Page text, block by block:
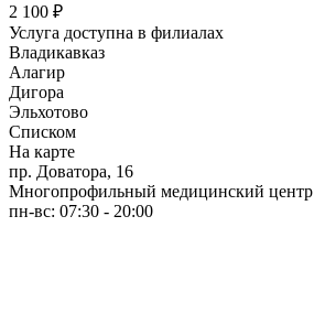
2 100 ₽
Услуга доступна в филиалах
Владикавказ
Алагир
Дигора
Эльхотово
Списком
На карте
пр. Доватора, 16
Многопрофильный медицинский центр
пн-вс: 07:30 - 20:00